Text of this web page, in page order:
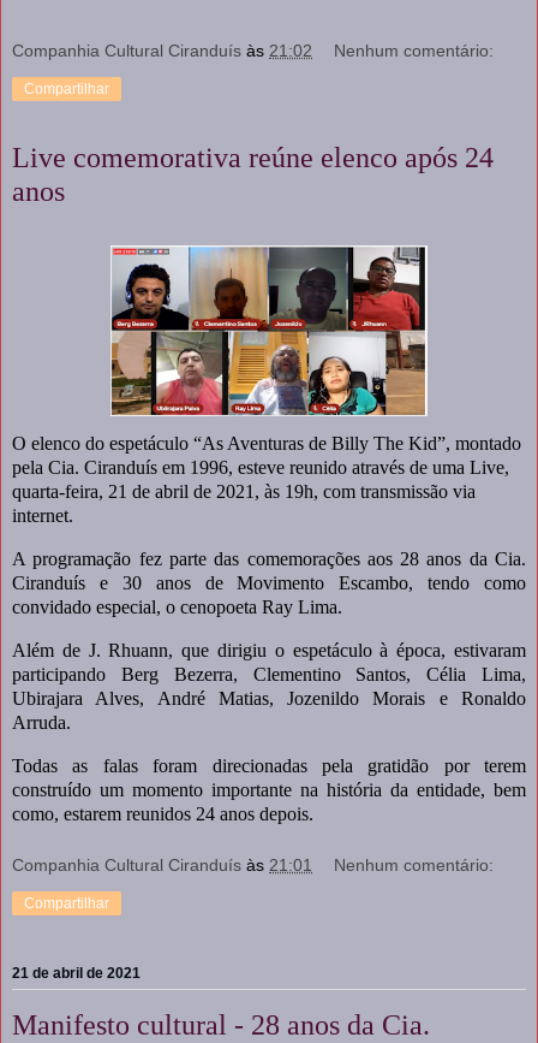
Companhia Cultural Ciranduís às 21:02 Nenhum comentário:
Compartilhar
Live comemorativa reúne elenco após 24
anos
O elenco do espetáculo “As Aventuras de Billy The Kid”, montado
pela Cia. Ciranduís em 1996, esteve reunido através de uma Live,
quarta-feira, 21 de abril de 2021, às 19h, com transmissão via
internet.
A programação fez parte das comemorações aos 28 anos da Cia.
Ciranduís e 30 anos de Movimento Escambo, tendo como
convidado especial, o cenopoeta Ray Lima.
Além de J. Rhuann, que dirigiu o espetáculo à época, estivaram
participando Berg Bezerra, Clementino Santos, Célia Lima,
Ubirajara Alves, André Matias, Jozenildo Morais e Ronaldo
Arruda.
Todas as falas foram direcionadas pela gratidão por terem
construído um momento importante na história da entidade, bem
como, estarem reunidos 24 anos depois.
Companhia Cultural Ciranduís às 21:01 Nenhum comentário:
Compartilhar
21 de abril de 2021
Manifesto cultural - 28 anos da Cia.